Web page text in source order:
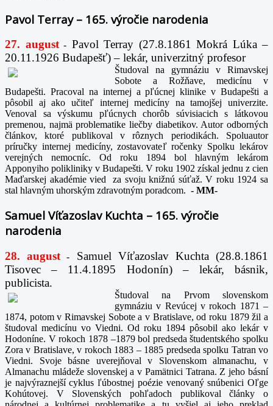
Pavol Terray – 165. výročie narodenia
27. august- Pavol Terray (27.8.1861 Mokrá Lúka –
20.11.1926 Budapešť) – lekár, univerzitný profesor
Študoval na gymnáziu v Rimavskej
Sobote a Rožňave, medicínu v
Budapešti. Pracoval na internej a pľúcnej klinike v Budapešti a
pôsobil aj ako učiteľ internej medicíny na tamojšej univerzite.
Venoval sa výskumu pľúcnych chorôb súvisiacich s látkovou
premenou, najmä problematike liečby diabetikov. Autor odborných
článkov, ktoré publikoval v rôznych periodikách. Spoluautor
príručky internej medicíny, zostavovateľ ročenky Spolku lekárov
verejných nemocníc. Od roku 1894 bol hlavným lekárom
Apponyiho polikliniky v Budapešti. V roku 1902 získal jednu z cien
Maďarskej akadémie vied za svoju knižnú súťaž. V roku 1924 sa
stal hlavným uhorským zdravotným poradcom. - MM-
Samuel Víťazoslav Kuchta – 165. výročie
narodenia
28. august -
Samuel Víťazoslav Kuchta (28.8.1861
Tisovec – 11.4.1895 Hodonín) – lekár, básnik,
publicista.
Študoval na Prvom slovenskom
gymnáziu v Revúcej v rokoch 1871 –
1874, potom v Rimavskej Sobote a v Bratislave, od roku 1879 žil a
študoval medicínu vo Viedni. Od roku 1894 pôsobil ako lekár v
Hodoníne. V rokoch 1878 –1879 bol predseda študentského spolku
Zora v Bratislave, v rokoch 1883 – 1885 predseda spolku Tatran vo
Viedni. Svoje básne uverejňoval v Slovenskom almanachu, v
Almanachu mládeže slovenskej a v Pamätnici Tatrana. Z jeho básní
je najvýraznejší cyklus ľúbostnej poézie venovaný snúbenici Oľge
Kohútovej. V Slovenských pohľadoch publikoval články o